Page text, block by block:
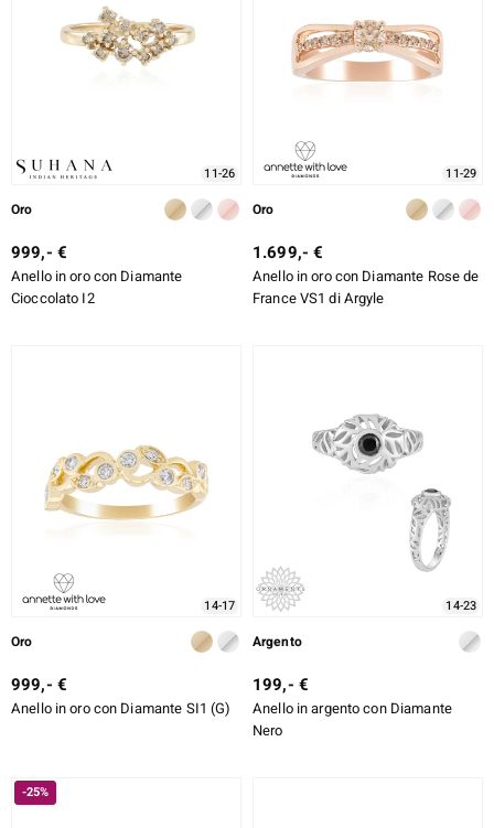
11-26
Oro
999,- €
Anello in oro con Diamante
Cioccolato I2
11-29
Oro
1.699,- €
Anello in oro con Diamante Rose de
France VS1 di Argyle
14-17
Oro
999,- €
Anello in oro con Diamante SI1 (G)
14-23
Argento
199,- €
Anello in argento con Diamante
Nero
-25%